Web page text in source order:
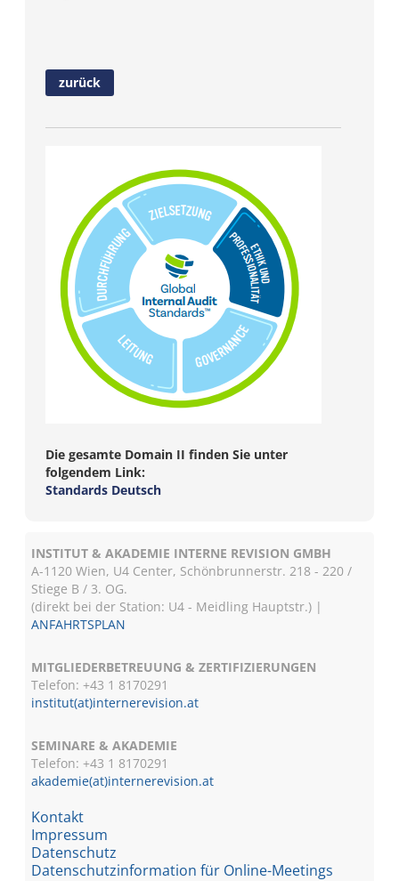
zurück
Die gesamte Domain II finden Sie unter
folgendem Link:
Standards Deutsch
INSTITUT & AKADEMIE INTERNE REVISION GMBH
A-1120 Wien, U4 Center, Schönbrunnerstr. 218 - 220 /
Stiege B / 3. OG.
(direkt bei der Station: U4 - Meidling Hauptstr.) |
ANFAHRTSPLAN
MITGLIEDERBETREUUNG & ZERTIFIZIERUNGEN
Telefon: +43 1 8170291
institut(at)internerevision.at
SEMINARE & AKADEMIE
Telefon: +43 18170291
akademie(at)internerevision.at
Kontakt
Impressum
Datenschutz
Datenschutzinformation für Online-Meetings